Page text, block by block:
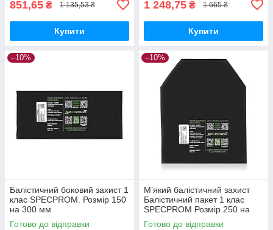
851,65 ₴ 1 135,53 ₴
Купити
1 248,75 ₴ 1 665 ₴
Купити
–10%
Балістичний боковий захист 1
клас SPECPROM. Розмір 150
на 300 мм
Готово до відправки
–10%
М’який балістичний захист
Балістичний пакет 1 клас
SPECPROM Розмір 250 на
300 мм
Готово до відправки